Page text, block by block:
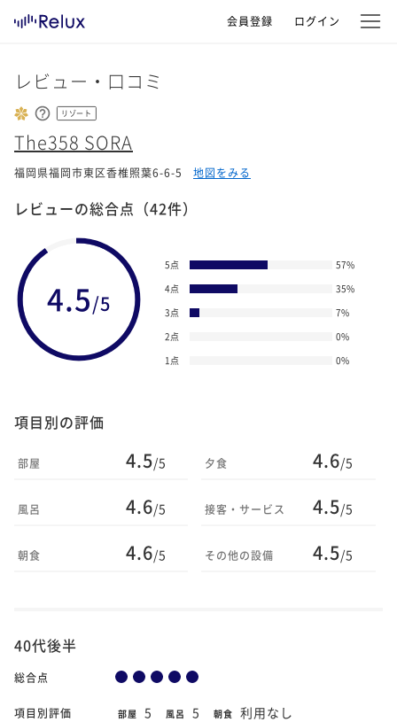
会員登録 ログイン
レビュー・口コミ
リゾート
The358 SORA
福岡県福岡市東区香椎照葉6-6-5 地図をみる
レビューの総合点 （42件）
4.5/5
5点 57%
4点
35%
3点
7%
2点
0%
1点
0%
項目別の評価
部屋 4.5/5
風呂 4.6/5
朝食 4.6/5
夕食 4.6/5
接客・サービス 4.5/5
その他の設備 4.5/5
40代後半
総合点
項目別評価 部屋 5 風呂 5 朝食 利用なし